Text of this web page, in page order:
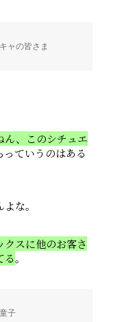
ャの皆さま
ん、このシチュエ
ていうのはある
な。
クスに他のお客さ
る。
子